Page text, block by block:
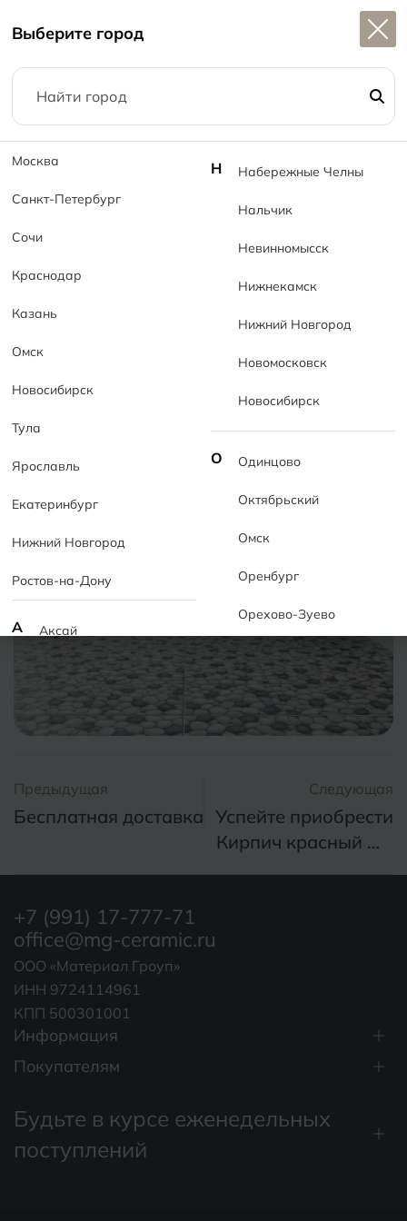
1
Успейте приобрести Керамогранит Гравел MT!
Успейте приобрести Керамогранит
Гравел MT!
25.03.2026
Гравел MT Gravel MT 59×59
800 ₽/м²
Стильный рисунок натуральной гальки -
эффектный вариант для ванной, душевой,
балкона, прихожей и SPA-интерьеров.
самовывоз.
Предыдущая
Бесплатная доставка
Следующая
Успейте приобрести
Кирпич красный MT
Информация
Покупателям
+7 (991) 17-777-71
office@mg-ceramic.ru
ООО «Материал Гроуп»
ИНН 9724114961
КПП 500301001
Будьте в курсе еженедельных
поступлений
Выберите город
Москва
Санкт-Петербург
Сочи
Краснодар
Казань
Омск
Новосибирск
Тула
Ярославль
Екатеринбург
Нижний Новгород
Ростов-на-Дону
А Аксай
Алушта
Альметьевск
Армавир
Белореченск
Боровичи
Брянск
Бугульма
Бугуруслан
В Великий Новгород
Н Набережные Челны
Нальчик
Невинномысск
Нижнекамск
Нижний Новгород
Новомосковск
Новосибирск
О Одинцово
Октябрьский
Омск
Оренбург
Орехово-Зуево
П Пермь
Подольск
Р Раменское